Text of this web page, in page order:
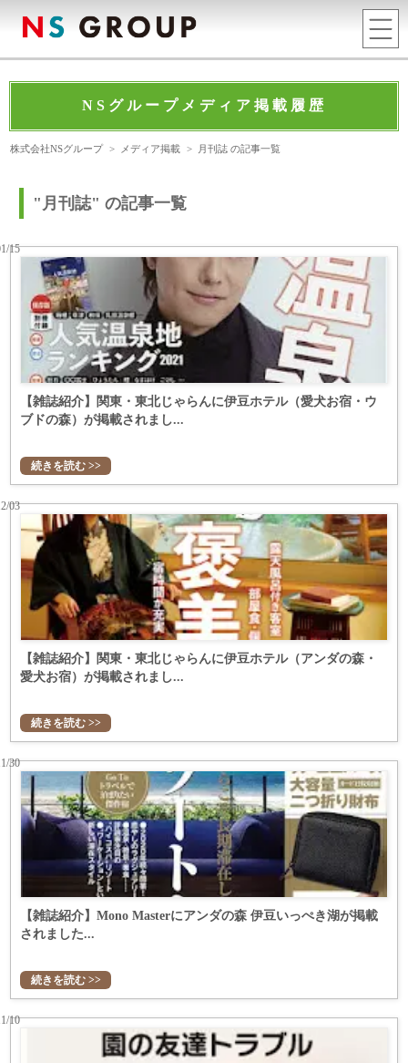
NSグループメディア掲載履歴
株式会社NSグループ > メディア掲載 > 月刊誌 の記事一覧
"月刊誌" の記事一覧
【雑誌紹介】関東・東北じゃらんに伊豆ホテル（愛犬お宿・ウ
ブドの森）が掲載されまし...
15
続きを読む >>
【雑誌紹介】関東・東北じゃらんに伊豆ホテル（アンダの森・
愛犬お宿）が掲載されまし...
03
続きを読む >>
【雑誌紹介】Mono Masterにアンダの森 伊豆いっぺき湖が掲載
されました...
30
続きを読む >>
10